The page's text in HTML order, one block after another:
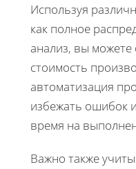
Используя
как полное
анализ, вы
стоимость
автоматизация
избежать ошибок
время на
Важно также